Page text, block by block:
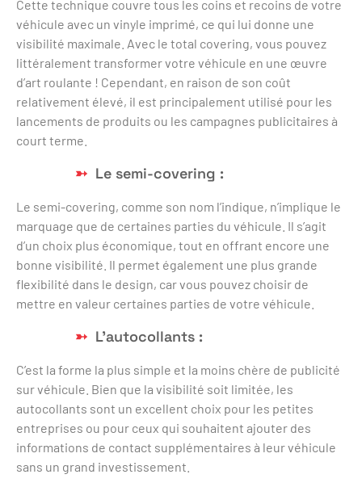
Cette technique couvre tous les coins et recoins de votre
véhicule avec un vinyle imprimé, ce qui lui donne une
visibilité maximale. Avec le total covering, vous pouvez
littéralement transformer votre véhicule en une œuvre
d’art roulante ! Cependant, en raison de son coût
relativement élevé, il est principalement utilisé pour les
lancements de produits ou les campagnes publicitaires à
court terme.
Le semi-covering :
Le semi-covering, comme son nom l’indique, n’implique le
marquage que de certaines parties du véhicule. Il s’agit
d’un choix plus économique, tout en offrant encore une
bonne visibilité. Il permet également une plus grande
flexibilité dans le design, car vous pouvez choisir de
mettre en valeur certaines parties de votre véhicule.
L’autocollants :
C’est la forme la plus simple et la moins chère de publicité
sur véhicule. Bien que la visibilité soit limitée, les
autocollants sont un excellent choix pour les petites
entreprises ou pour ceux qui souhaitent ajouter des
informations de contact supplémentaires à leur véhicule
sans un grand investissement.